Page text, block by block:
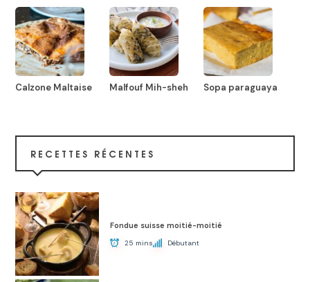
Calzone Maltaise Malfouf Mih-sheh Sopa paraguaya
RECETTES RÉCENTES
Fondue suisse moitié-moitié
25 mins Débutant